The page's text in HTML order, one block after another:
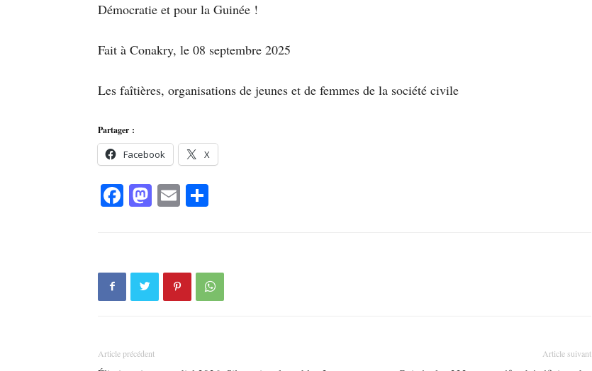
Démocratie et pour la Guinée !
Fait à Conakry, le 08 septembre 2025
Les faîtières, organisations de jeunes et de femmes de la société civile
Partager :
Facebook X
Facebook
Mastodon
Email
Article précédent Article suivant